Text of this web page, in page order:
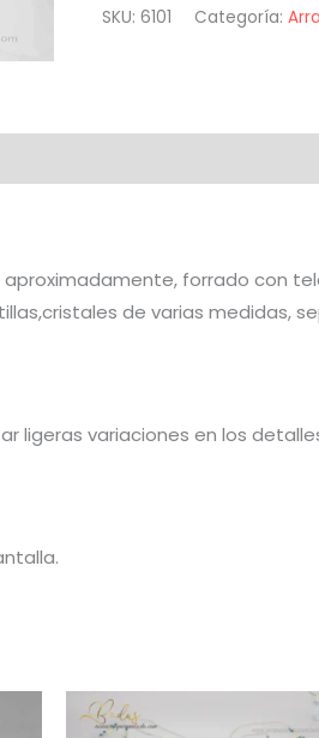
SKU: 6101 Categoría:
forrado con
de varias medidas,
ligeras variaciones en los